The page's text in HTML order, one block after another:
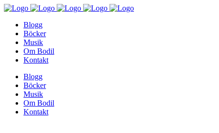
Blogg
Böcker
Musik
Om Bodil
Kontakt
Blogg
Böcker
Musik
Om Bodil
Kontakt